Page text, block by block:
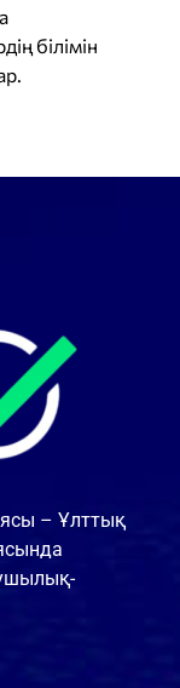
білімін
– Ұлттық